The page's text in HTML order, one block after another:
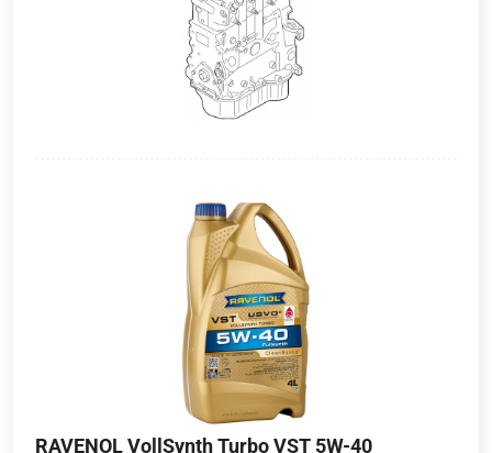
RAVENOL VollSynth Turbo VST 5W-40